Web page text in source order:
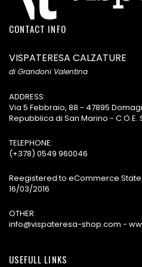
CONTACT INFO
VISPATERESA CALZATURE
di Grandoni Valentina
ADDRESS:
Via 5 Febbraio, 88 - 47895
Repubblica di San Marino - C.O.E.
TELEPHONE:
(+378) 0549 960046
Reegistered to eCommerce
16/03/2016
OTHER:
info@vispateresa-shop.com -
USEFULL LINKS